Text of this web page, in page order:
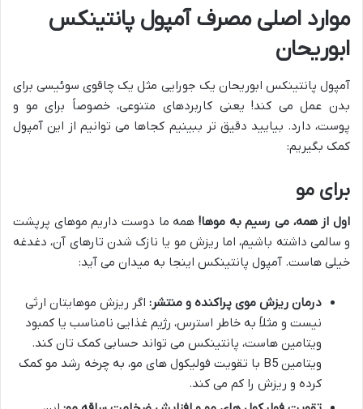
موارد اصلی مصرف آمپول پانتینکس
ابوریحان
آمپول پانتینکس ابوریحان یک جورایی مثل یک چاقوی سوئیسی برای
بدن عمل می کند! یعنی کاربردهای متنوعی، خصوصاً برای مو و
پوست، دارد. بیایید دقیق تر ببینیم کجاها می توانیم از این آمپول
کمک بگیریم:
برای مو
اول از همه، می رسیم به موها! همه ما دوست داریم موهای پرپشت
و سالمی داشته باشیم، اما ریزش مو یا نازک شدن تارهای آن، دغدغه
خیلی هاست. آمپول پانتینکس اینجا به میدان می آید:
درمان ریزش موی پراکنده و منتشر: اگر ریزش موهایتان ارثی
نیست و مثلاً به خاطر استرس، رژیم غذایی نامناسب یا کمبود
ویتامین هاست، پانتینکس می تواند حسابی کمک تان کند.
ویتامین B5 با تقویت فولیکول های مو، به چرخه رشد مو کمک
کرده و ریزش را کم می کند.